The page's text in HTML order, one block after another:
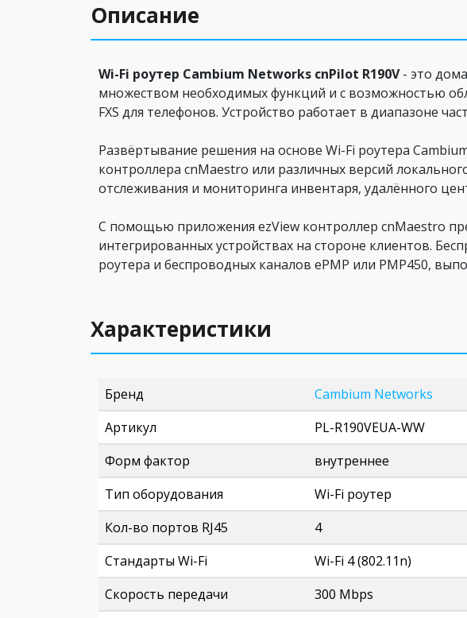
Описание
Wi-Fi роутер Cambium Networks cnPilot R190V- это
множеством необходимых функций и с возможностью
FXS для телефонов. Устройство работает в диапазоне
Развёртывание решения на основе Wi-Fi роутера
контроллера cnMaestro или различных версий
отслеживания и мониторинга инвентаря, удалённого
С помощью приложения ezView контроллер cnMaestro
интегрированных устройствах на стороне клиентов.
роутера и беспроводных каналов ePMP или PMP450,
Характеристики
Бренд
Cambium Networks
Артикул
PL-R190VEUA-WW
Форм фактор
внутреннее
Тип оборудования
Wi-Fi роутер
Кол-во портов RJ45
4
Стандарты Wi-Fi
Wi-Fi 4 (802.11n)
Скорость передачи
300 Mbps